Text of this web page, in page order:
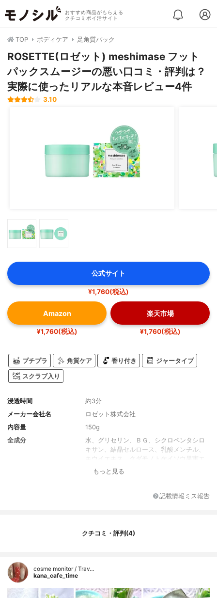
おすすめ商品がもらえる
クチコミポイ活サイト
TOP ボディケア 足角質パック
ROSETTE(ロゼット) meshimase フット
パックスムージーの悪い口コミ・評判は？
実際に使ったリアルな本音レビュー4件
3.10
公式サイト
¥1,760(税込)
Amazon
¥1,760(税込)
楽天市場
¥1,760(税込)
プチプラ 角質ケア 香り付き ジャータイプ
スクラブ入り
浸透時間
約3分
メーカー会社名
ロゼット株式会社
内容量
150g
全成分
水、グリセリン、ＢＧ、シクロペンタシロ
キサン、結晶セルロース、乳酸メンチル、
キウイエキス、クダモノトケイソウ果実エ
キス、ユーカリ葉エキス、ハトムギ種子エ
ル－１０、カルボマー、（アクリレーツ／
ＴＡ－２Ｎａ、酸化銀、フェノキシエタノ
香り
もっと見る
記載情報ミス報告
クチコミ・評判(4)
cosme monitor / Trav…
kana_cafe_time